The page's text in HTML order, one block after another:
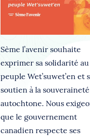
Sème l’avenir souhaite
exprimer sa solidarité au
peuple Wet’suwet’en et
soutien à la souveraineté
autochtone. Nous
que le gouvernement
canadien respecte ses